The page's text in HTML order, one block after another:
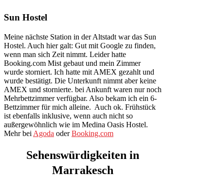
Sun Hostel
Meine nächste Station in der Altstadt war das Sun
Hostel. Auch hier galt: Gut mit Google zu finden,
wenn man sich Zeit nimmt. Leider hatte
Booking.com Mist gebaut und mein Zimmer
wurde storniert. Ich hatte mit AMEX gezahlt und
wurde bestätigt. Die Unterkunft nimmt aber keine
AMEX und stornierte. bei Ankunft waren nur noch
Mehrbettzimmer verfügbar. Also bekam ich ein 6-
Bettzimmer für mich alleine. Auch ok. Frühstück
ist ebenfalls inklusive, wenn auch nicht so
außergewöhnlich wie im Medina Oasis Hostel.
Mehr bei Agoda oderBooking.com
Sehenswürdigkeiten in
Marrakesch